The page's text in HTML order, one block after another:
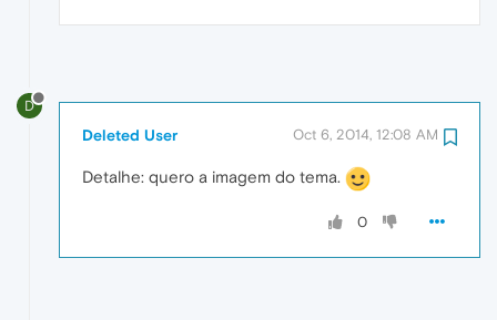
D
Deleted User Oct 6, 2014, 12:08 AM
Detalhe: quero a imagem do tema.
0